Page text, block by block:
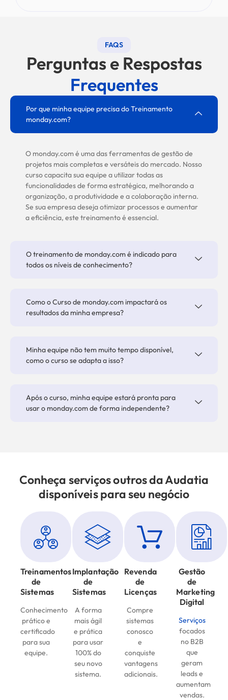
FAQS
Perguntas e Respostas
Frequentes
Por que minha equipe precisa do Treinamento
monday.com?
O monday.com é uma das ferramentas de gestão de
projetos mais completas e versáteis do mercado. Nosso
curso capacita sua equipe a utilizar todas as
funcionalidades de forma estratégica, melhorando a
organização, a produtividade e a colaboração interna.
Se sua empresa deseja otimizar processos e aumentar
a eficiência, este treinamento é essencial.
O treinamento de monday.com é indicado para
todos os níveis de conhecimento?
Como o Curso de monday.com impactará os
resultados da minha empresa?
Minha equipe não tem muito tempo disponível,
como o curso se adapta a isso?
Após o curso, minha equipe estará pronta para
usar o monday.com de forma independente?
Conheça serviços outros da Audatia
disponíveis para seu negócio
Treinamentos
de
Sistemas
Conhecimento
prático e
certificado
para sua
equipe.
Implantação
de
Sistemas
A forma
mais ágil
e prática
para usar
100% do
seu novo
sistema.
Revenda
de
Licenças
Compre
sistemas
conosco
e
conquiste
vantagens
adicionais.
Gestão
de
Marketing
Digital
Serviços
focados
no B2B
que
geram
leads e
aumentam
vendas.